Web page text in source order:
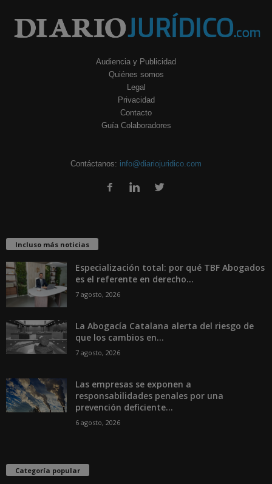
Audiencia y Publicidad
Quiénes somos
Legal
Privacidad
Contacto
Guía Colaboradores
Contáctanos: info@diariojuridico.com
Incluso más noticias
Especialización total: por qué TBF Abogados
es el referente en derecho...
7 agosto, 2026
La Abogacía Catalana alerta del riesgo de
que los cambios en...
7 agosto, 2026
Las empresas se exponen a
responsabilidades penales por una
prevención deficiente...
6 agosto, 2026
Categoría popular